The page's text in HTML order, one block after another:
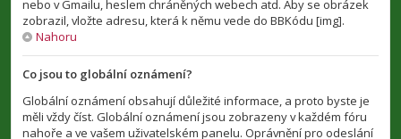
nebo v Gmailu, heslem chráněných webech atd. Aby se obrázek
zobrazil, vložte adresu, která k němu vede do BBKódu [img].
Nahoru
Co jsou to globální oznámení?
Globální oznámení obsahují důležité informace, a proto byste je
měli vždy číst. Globální oznámení jsou zobrazeny v každém fóru
nahoře a ve vašem uživatelském panelu. Oprávnění pro odeslání